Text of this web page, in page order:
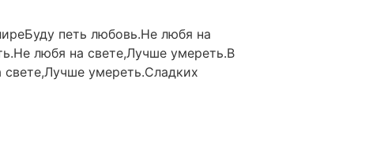
петь любовь.Не любя на
любя на свете,Лучше умереть.В
умереть.Сладких